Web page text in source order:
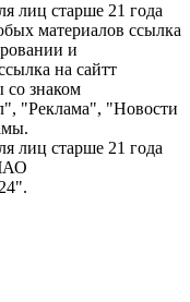
лиц старше 21 года
материалов ссылка
и
на сайтт
со знаком
"Реклама", "Новости
лиц старше 21 года